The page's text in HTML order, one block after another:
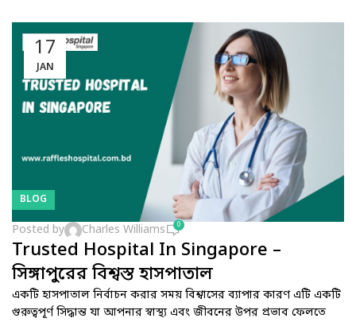
17
JAN
BLOG
Posted by Charles Williams 0
Trusted Hospital In Singapore –
সিঙ্গাপুরের বিশ্বস্ত হাসপাতাল
একটি হাসপাতাল নির্বাচন করার সময় বিশ্বাসের ব্যাপার কারণ এটি একটি
গুরুত্বপূর্ণ সিদ্ধান্ত যা আপনার স্বাস্থ্য এবং জীবনের উপর প্রভাব ফেলতে